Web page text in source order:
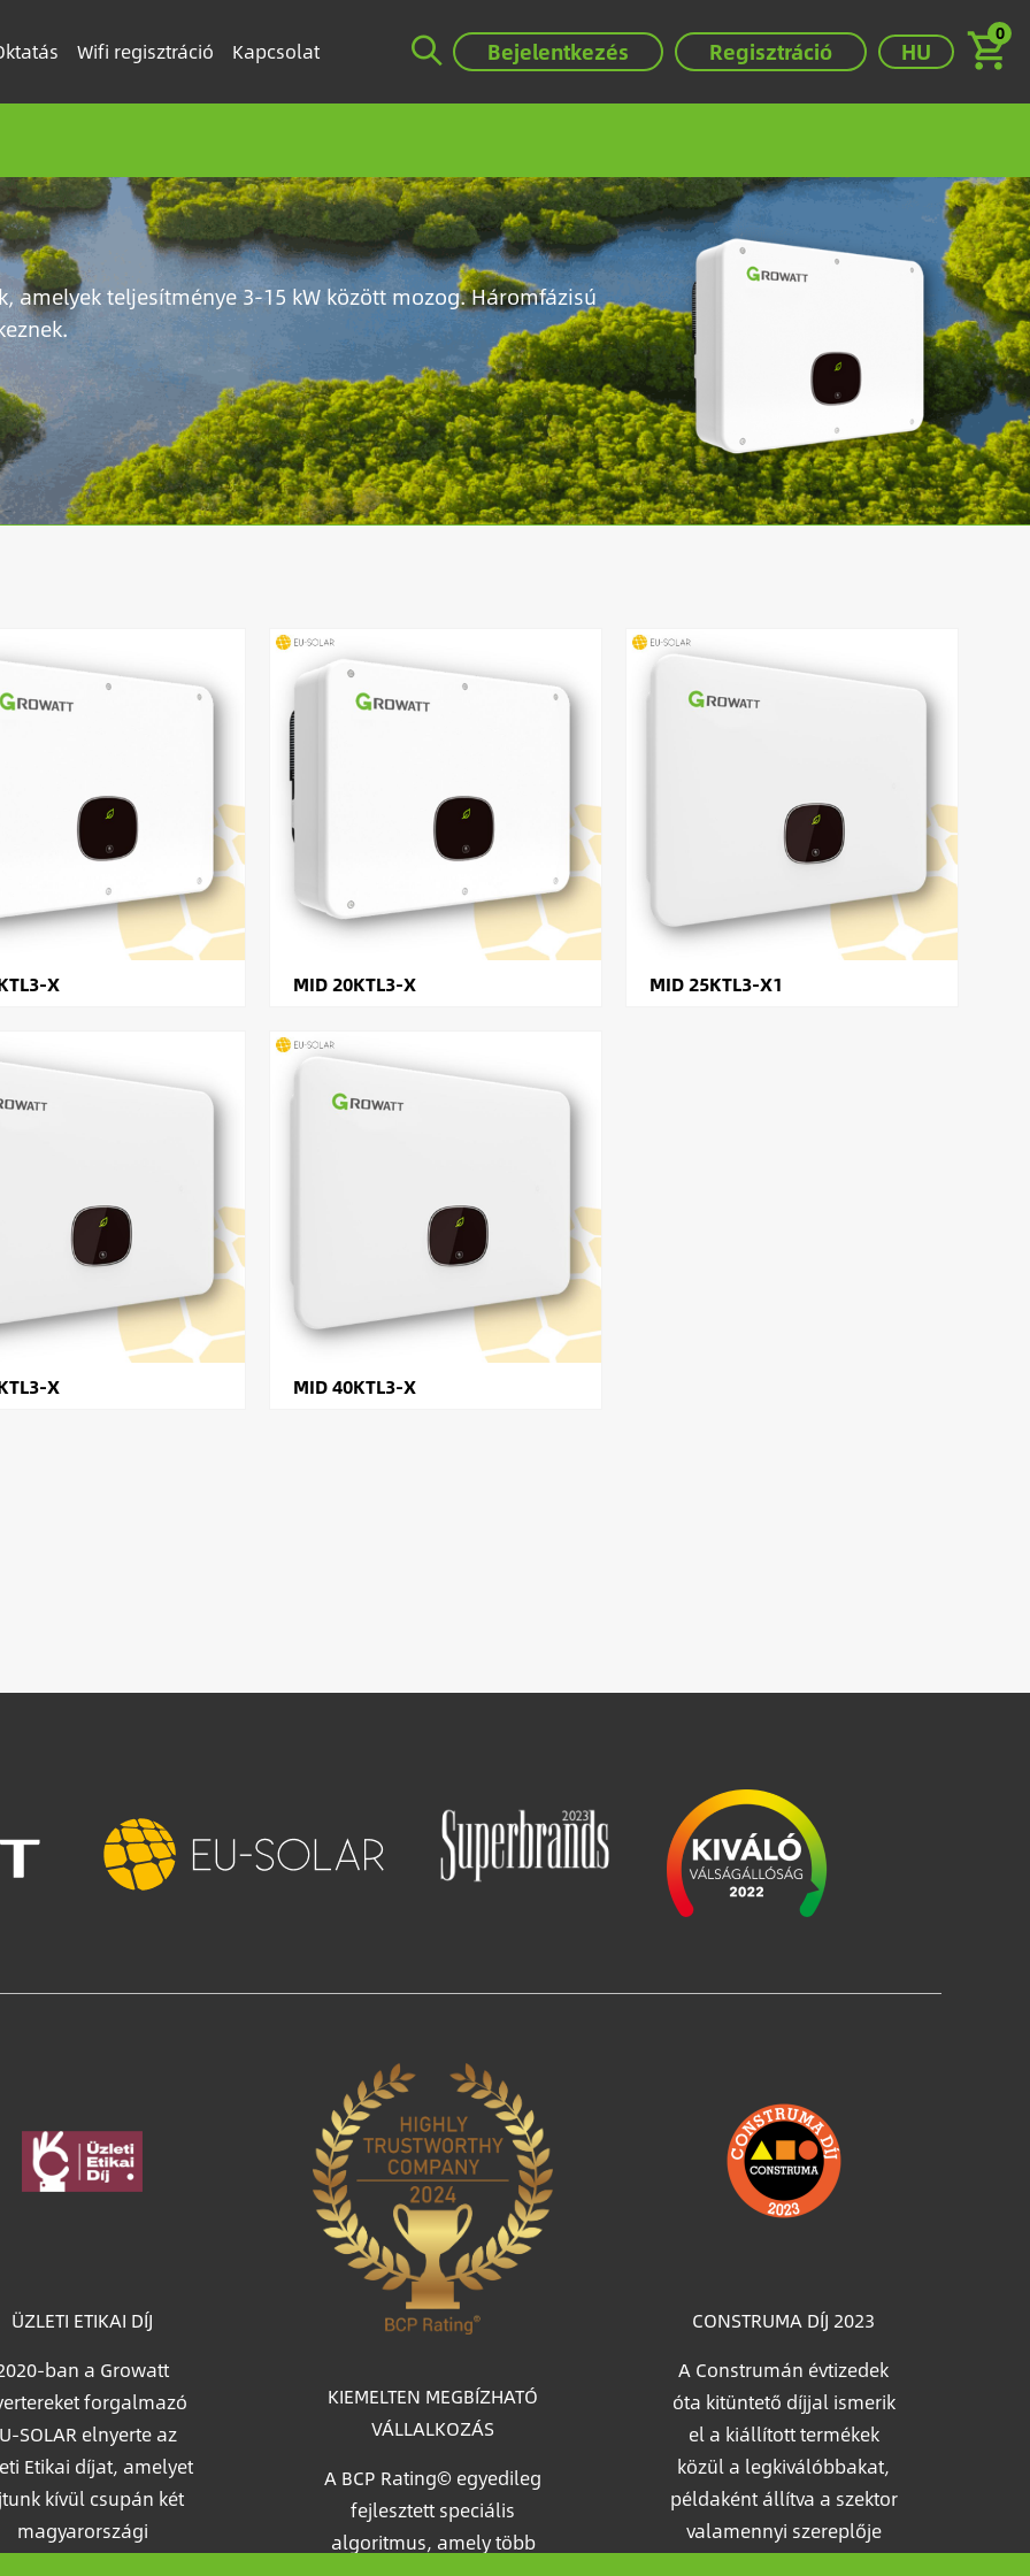
Wifi regisztráció Kapcsolat Bejelentkezés Regisztráció Válassza ki a
HU
0
amelyek teljesítménye 3-15 kW között mozog. Háromfázisú
Image
X MID 20KTL3-X MID 25KTL3-X1
X MID 40KTL3-X
ÜZLETI ETIKAI DÍJ
ban a Growatt
forgalmazó
SOLAR elnyerte az
Etikai díjat, amelyet
kívül csupán két
magyarországi
ítélt oda
KIEMELTEN MEGBÍZHATÓ
VÁLLALKOZÁS
A BCP Rating© egyedileg
fejlesztett speciális
algoritmus, amely több
CONSTRUMA DÍJ 2023
A Construmán évtizedek
óta kitüntető díjjal ismerik
el a kiállított termékek
közül a legkiválóbbakat,
példaként állítva a szektor
valamennyi szereplője
számára. 2023-ben a